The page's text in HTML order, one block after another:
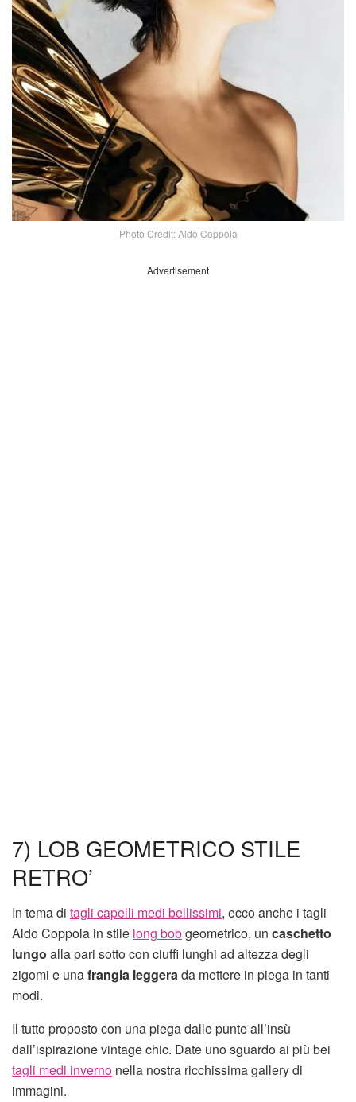
Photo Credit: Aldo Coppola
Advertisement
7) LOB GEOMETRICO STILE
RETRO’
In tema di tagli capelli medi bellissimi, ecco anche i tagli
Aldo Coppola in stile long bobgeometrico, un caschetto
lungo alla pari sotto con ciuffi lunghi ad altezza degli
zigomi e unafrangia leggerada mettere in piega in tanti
modi.
Il tutto proposto con una piega dalle punte all’insù
dall’ispirazione vintage chic. Date uno sguardo ai più bei
tagli medi inverno nella nostra ricchissima gallery di
immagini.